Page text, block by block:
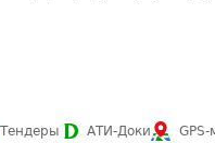
Тендеры АТИ-Доки